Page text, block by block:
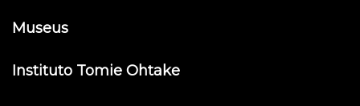
Museus
Instituto Tomie Ohtake